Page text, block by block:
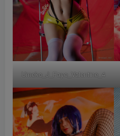
Umeko_J_Faye_Valentine_4